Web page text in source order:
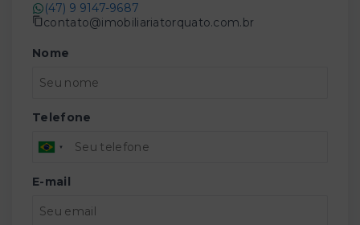
(47) 9 9147-9687
contato@imobiliariatorquato.com.br
Nome
Telefone
E-mail